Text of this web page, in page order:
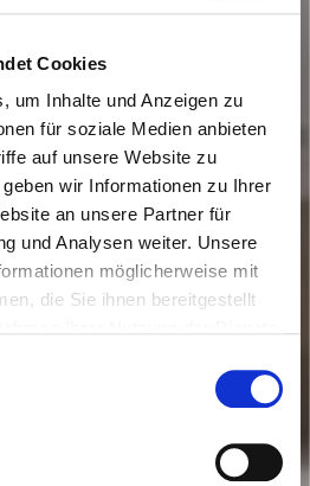
Cookies
um Inhalte und Anzeigen zu
für soziale Medien anbieten
auf unsere Website zu
wir Informationen zu Ihrer
an unsere Partner für
und Analysen weiter. Unsere
möglicherweise mit
die Sie ihnen bereitgestellt